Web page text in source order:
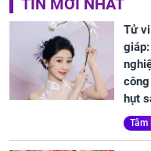
TIN MỚI NHẤT
Tử
hụt
Tâm